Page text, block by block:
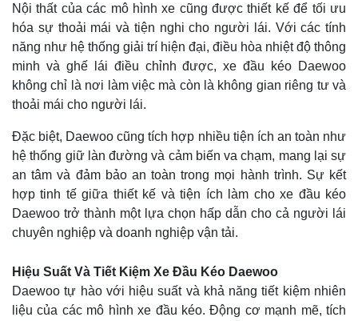
Nội thất của các mô hình xe cũng được thiết kế để tối ưu
hóa sự thoải mái và tiện nghi cho người lái. Với các tính
năng như hệ thống giải trí hiện đại, điều hòa nhiệt độ thông
minh và ghế lái điều chỉnh được, xe đầu kéo Daewoo
không chỉ là nơi làm việc mà còn là không gian riêng tư và
thoải mái cho người lái.
Đặc biệt, Daewoo cũng tích hợp nhiều tiện ích an toàn như
hệ thống giữ làn đường và cảm biến va chạm, mang lại sự
an tâm và đảm bảo an toàn trong mọi hành trình. Sự kết
hợp tinh tế giữa thiết kế và tiện ích làm cho xe đầu kéo
Daewoo trở thành một lựa chọn hấp dẫn cho cả người lái
chuyên nghiệp và doanh nghiệp vận tải.
Hiệu Suất Và Tiết Kiệm Xe Đầu Kéo Daewoo
Daewoo tự hào với hiệu suất và khả năng tiết kiệm nhiên
liệu của các mô hình xe đầu kéo. Động cơ mạnh mẽ, tích